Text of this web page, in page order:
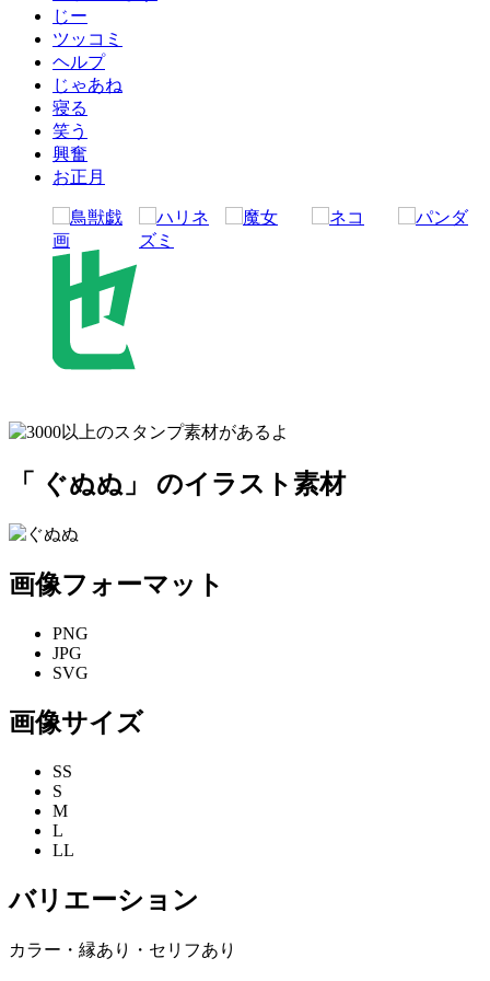
じー
ツッコミ
ヘルプ
じゃあね
寝る
笑う
興奮
お正月
「 ぐぬぬ」 のイラスト素材
画像フォーマット
PNG
JPG
SVG
画像サイズ
SS
S
M
L
LL
バリエーション
カラー・縁あり・セリフあり